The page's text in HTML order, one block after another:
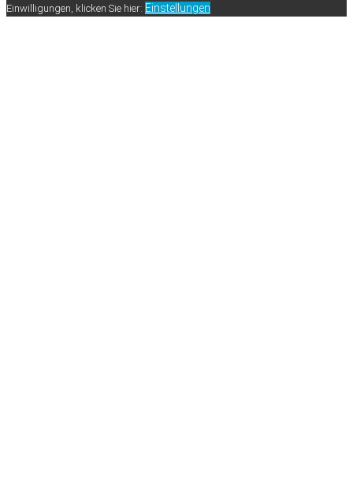
Einwilligungen, klicken Sie hier: Einstellungen